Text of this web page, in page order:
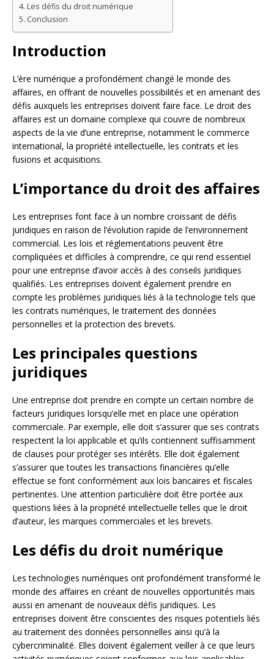
Les défis du droit numérique
Conclusion
Introduction
L’ère numérique a profondément changé le monde des
affaires, en offrant de nouvelles possibilités et en amenant des
défis auxquels les entreprises doivent faire face. Le droit des
affaires est un domaine complexe qui couvre de nombreux
aspects de la vie d’une entreprise, notamment le commerce
international, la propriété intellectuelle, les contrats et les
fusions et acquisitions.
L’importance du droit des affaires
Les entreprises font face à un nombre croissant de défis
juridiques en raison de l’évolution rapide de l’environnement
commercial. Les lois et réglementations peuvent être
compliquées et difficiles à comprendre, ce qui rend essentiel
pour une entreprise d’avoir accès à des conseils juridiques
qualifiés. Les entreprises doivent également prendre en
compte les problèmes juridiques liés à la technologie tels que
les contrats numériques, le traitement des données
personnelles et la protection des brevets.
Les principales questions
juridiques
Une entreprise doit prendre en compte un certain nombre de
facteurs juridiques lorsqu’elle met en place une opération
commerciale. Par exemple, elle doit s’assurer que ses contrats
respectent la loi applicable et qu’ils contiennent suffisamment
de clauses pour protéger ses intérêts. Elle doit également
s’assurer que toutes les transactions financières qu’elle
effectue se font conformément aux lois bancaires et fiscales
pertinentes. Une attention particulière doit être portée aux
questions liées à la propriété intellectuelle telles que le droit
d’auteur, les marques commerciales et les brevets.
Les défis du droit numérique
Les technologies numériques ont profondément transformé le
monde des affaires en créant de nouvelles opportunités mais
aussi en amenant de nouveaux défis juridiques. Les
entreprises doivent être conscientes des risques potentiels liés
au traitement des données personnelles ainsi qu’à la
cybercriminalité. Elles doivent également veiller à ce que leurs